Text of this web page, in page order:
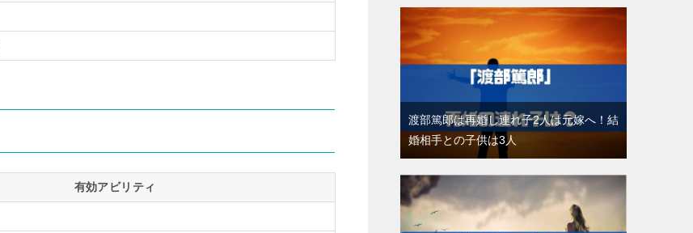
有効アビリティ
渡部篤郎は再婚し連れ子2人は元嫁へ！結
婚相手との子供は3人